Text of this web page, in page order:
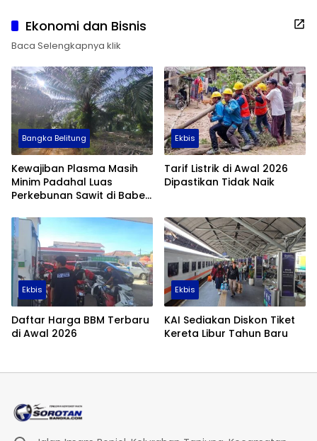
Ekonomi dan Bisnis
Baca Selengkapnya klik
Bangka Belitung
Kewajiban Plasma Masih
Minim Padahal Luas
Perkebunan Sawit di Babel
Ekbis
Tarif Listrik di Awal 2026
Dipastikan Tidak Naik
Ekbis
Daftar Harga BBM Terbaru
di Awal 2026
Ekbis
KAI Sediakan Diskon Tiket
Kereta Libur Tahun Baru